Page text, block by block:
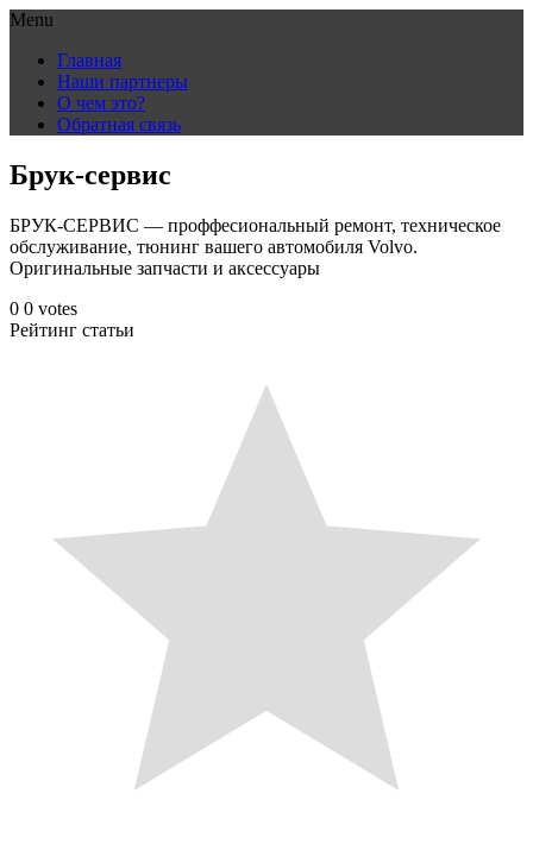
Menu
content
Главная
Наши партнеры
О чем это?
Обратная связь
Брук-сервис
БРУК-СЕРВИС — проффесиональный ремонт, техническое
обслуживание, тюнинг вашего автомобиля Volvo.
Оригинальные запчасти и аксессуары
0 0 votes
Рейтинг статьи